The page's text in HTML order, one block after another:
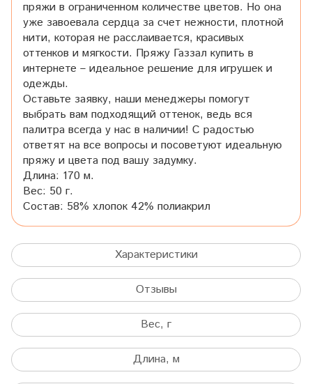
пряжи в ограниченном количестве цветов. Но она
уже завоевала сердца за счет нежности, плотной
нити, которая не расслаивается, красивых
оттенков и мягкости. Пряжу Газзал купить в
интернете – идеальное решение для игрушек и
одежды.
Оставьте заявку, наши менеджеры помогут
выбрать вам подходящий оттенок, ведь вся
палитра всегда у нас в наличии! С радостью
ответят на все вопросы и посоветуют идеальную
пряжу и цвета под вашу задумку.
Длина: 170 м.
Вес: 50 г.
Состав: 58% хлопок 42% полиакрил
Характеристики
Отзывы
Вес, г
Длина, м